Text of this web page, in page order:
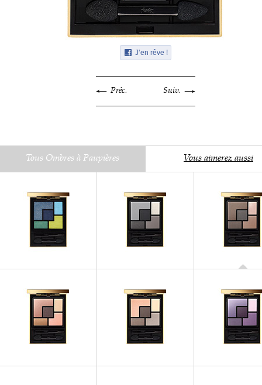
J’en rêve !
Préc. Suiv.
Tous Ombres à Paupières Vous aimerez aussi
OMBRES À PAUPIÈRES
Couture Palette - Lumières
Majorelle
OMBRES À PAUPIÈRES
Couture Palette - 01 Tuxedo